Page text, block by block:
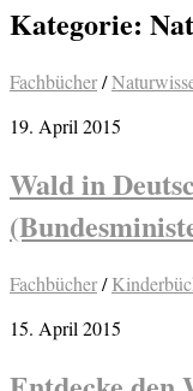
Kategorie:
Fachbücher/
19. April 2015
Wald in
Fachbücher/
15. April 2015